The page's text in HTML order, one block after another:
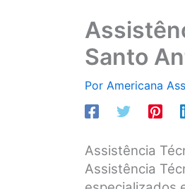
Santo
Por Americana
Assistência
Assistência